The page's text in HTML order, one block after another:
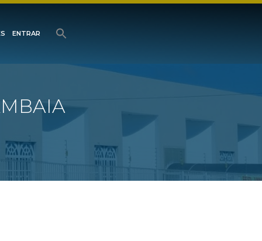
ENTRAR